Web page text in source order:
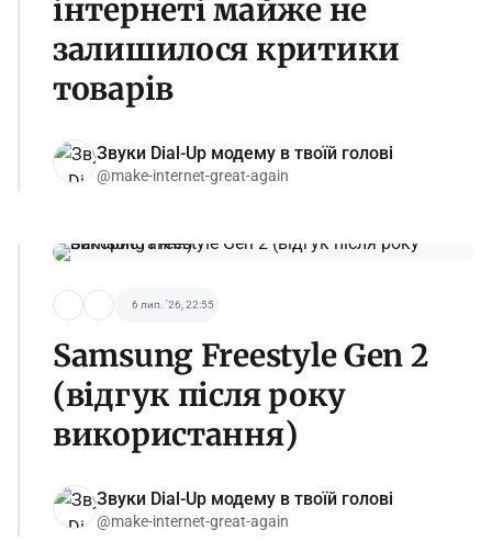
інтернеті майже не
залишилося критики
товарів
Звуки Dial-Up модему в твоїй голові
@make-internet-great-again
6 лип. '26, 22:55
Samsung Freestyle Gen 2
(відгук після року
використання)
Звуки Dial-Up модему в твоїй голові
@make-internet-great-again